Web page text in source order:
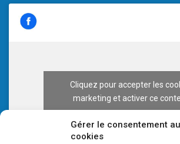
Gérer le consentement
cookies
Cliquez pour accepter les
marketing et activer ce